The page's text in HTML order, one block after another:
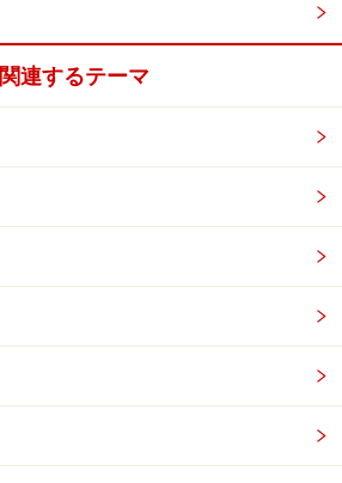
関連するテーマ